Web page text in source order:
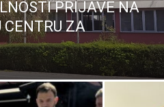
PRIJAVE NA
CENTRU ZA